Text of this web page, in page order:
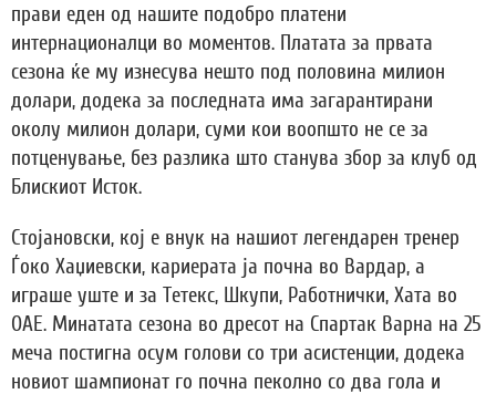
прави еден од нашите подобро платени
интернационалци во моментов. Платата за првата
сезона ќе му изнесува нешто под половина милион
долари, додека за последната има загарантирани
околу милион долари, суми кои воопшто не се за
потценување, без разлика што станува збор за клуб од
Блискиот Исток.
Стојановски, кој е внук на нашиот легендарен тренер
Ѓоко Хаџиевски, кариерата ја почна во Вардар, а
играше уште и за Тетекс, Шкупи, Работнички, Хата во
ОАЕ. Минатата сезона во дресот на Спартак Варна на 25
меча постигна осум голови со три асистенции, додека
новиот шампионат го почна пеколно со два гола и